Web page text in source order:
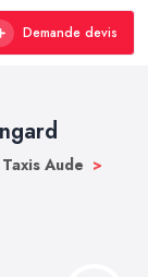
Demande devis
Taxis Aude >